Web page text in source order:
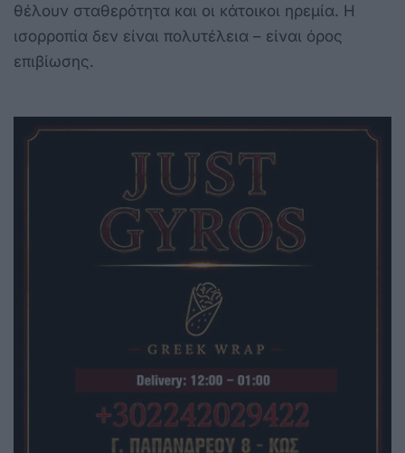
θέλουν σταθερότητα και οι κάτοικοι ηρεμία. Η
ισορροπία δεν είναι πολυτέλεια – είναι όρος
επιβίωσης.